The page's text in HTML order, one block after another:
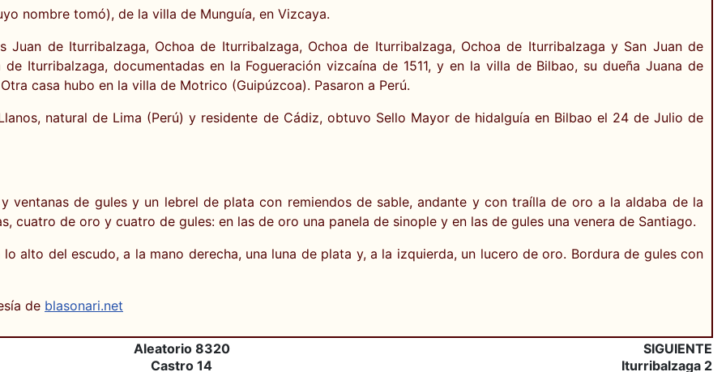
nombre tomó), de la villa de Munguía, en Vizcaya.
Juan de Iturribalzaga, Ochoa de Iturribalzaga, Ochoa de Iturribalzaga, Ochoa de Iturribalzaga y San Juan de
Iturribalzaga, documentadas en la Fogueración vizcaína de 1511, y en la villa de Bilbao, su dueña Juana de
casa hubo en la villa de Motrico (Guipúzcoa). Pasaron a Perú.
natural de Lima (Perú) y residente de Cádiz, obtuvo Sello Mayor de hidalguía en Bilbao el 24 de Julio de
ventanas de gules y un lebrel de plata con remiendos de sable, andante y con traílla de oro a la aldaba de la
cuatro de oro y cuatro de gules: en las de oro una panela de sinople y en las de gules una venera de Santiago.
alto del escudo, a la mano derecha, una luna de plata y, a la izquierda, un lucero de oro. Bordura de gules con
de blasonari.net
Aleatorio 8320
Castro 14
SIGUIENTE
Iturribalzaga 2